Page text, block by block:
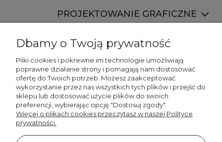
PROJEKTOWANIE GRAFICZNE
887 750 445
536 346 177
Dbamy o Twoją prywatność
Pliki cookies i pokrewne im technologie umożliwiają
poprawne działanie strony i pomagają nam dostosować
ofertę do Twoich potrzeb. Możesz zaakceptować
wykorzystanie przez nas wszystkich tych plików i przejść do
sklepu lub dostosować użycie plików do swoich
preferencji, wybierając opcję "Dostosuj zgody".
Więcej o plikach cookies przeczytasz w naszej Polityce
prywatności.